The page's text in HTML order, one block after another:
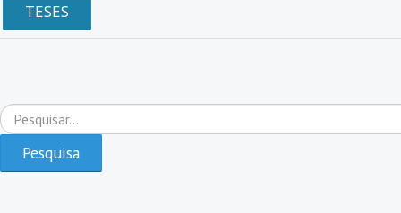
TESES
Pesquisar...
Pesquisa